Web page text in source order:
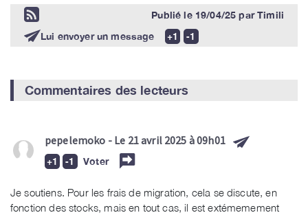
Publié le 19/04/25 parTimili
Lui envoyer un message
Commentaires des lecteurs
pepelemoko - Le 21 avril 2025 à 09h01
Voter
Je soutiens. Pour les frais de migration, cela se discute, en
fonction des stocks, mais en tout cas, il est extémemement